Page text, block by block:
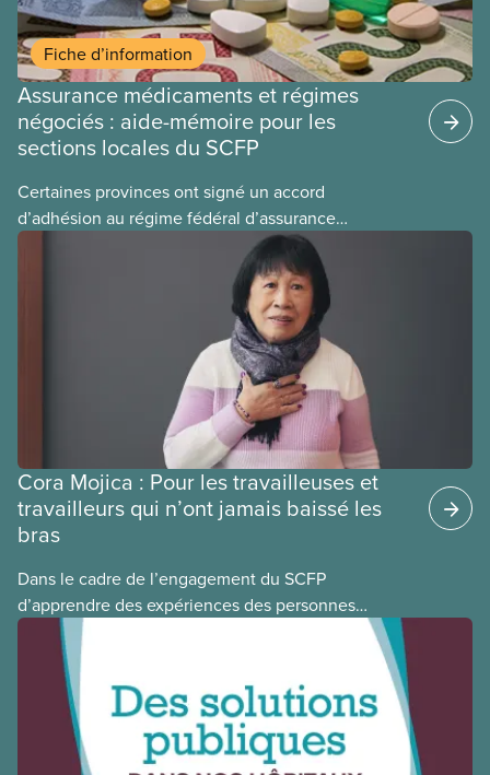
Fiche d’information
Assurance médicaments et régimes
négociés : aide-mémoire pour les
sections locales du SCFP
Certaines provinces ont signé un accord
d’adhésion au régime fédéral d’assurance
médicaments. Les sections locales du SCFP dans
ces provinces s’interrogent sur l’incidence que ce
régime pourrait avoir sur leurs avantages
Cora Mojica : Pour les travailleuses et
travailleurs qui n’ont jamais baissé les
bras
Dans le cadre de l’engagement du SCFP
d’apprendre des expériences des personnes
autochtones, noires et racisées, et de célébrer
leurs réussites, nous vous présentons des membres
du Comité national pour la justice raciale et du
Conseil national des Autochtones. L’article de ce
mois-ci présente Cora Mojica, membre du Comité
national pour la justice raciale.